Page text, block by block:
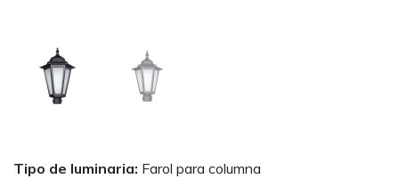
Tipo de luminaria: Farol para columna